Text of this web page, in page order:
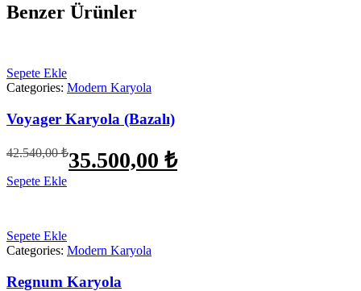
Benzer Ürünler
Sepete Ekle
Categories: Modern Karyola
Voyager Karyola (Bazalı)
42.540,00₺
Orijinal
42.540,00 ₺.
35.500,00 ₺
Şu
fiyat:
Sepete Ekle
Sepete Ekle
Categories: Modern Karyola
Regnum Karyola